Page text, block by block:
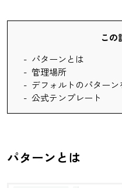
この
パターンとは
管理場所
デフォルトのパター
公式テンプレート
パターンとは